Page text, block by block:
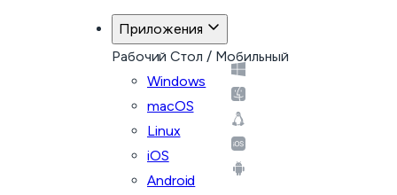
Приложения
Рабочий Стол / Мобильный
Windows
macOS
Linux
iOS
Android
Назад к планам